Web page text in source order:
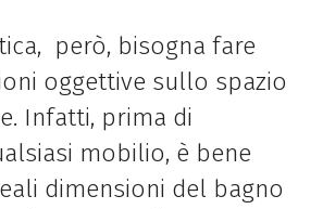
però, bisogna fare
oggettive sullo spazio
Infatti, prima di
mobilio, è bene
dimensioni del bagno